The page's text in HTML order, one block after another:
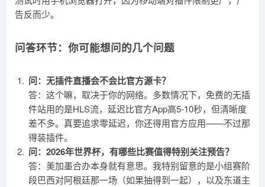
告反而少。
问答环节：你可能想问的几个问题
问：无插件直播会不会比官方源卡？
答：这个嘛，取决于你的网络。多数情况下，免费的无插
件站用的是HLS流，延迟比官方App高5-10秒，但清晰度
差不多。真要追求零延迟，你还得用官方应用——不过那
得装插件。
问：2026年世界杯，有哪些比赛值得特别关注预告？
答：美加墨合办本身就有意思。我特别留意的是小组赛阶
段巴西对阿根廷那一场（如果抽得到一起），以及东道主